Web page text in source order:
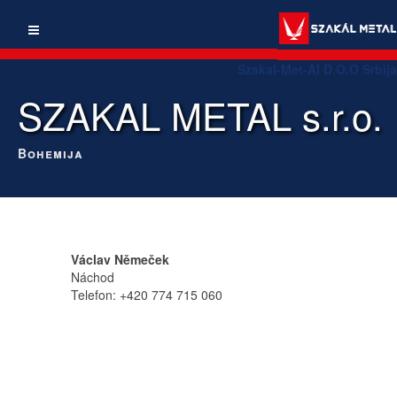
Szakal-Met-Al D.O.O Srbija
SZAKAL METAL s.r.o.
Bohemija
Václav Němeček
Náchod
Telefon: +420 774 715 060